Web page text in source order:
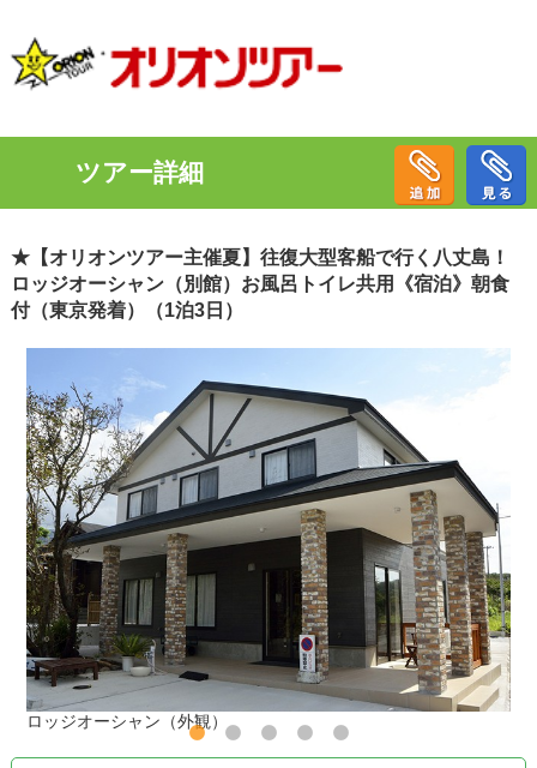
ツアー詳細
★【オリオンツアー主催夏】往復大型客船で行く八丈島！
ロッジオーシャン（別館）お風呂トイレ共用《宿泊》朝食
付（東京発着）（1泊3日）
ロッジオーシャン（外観）